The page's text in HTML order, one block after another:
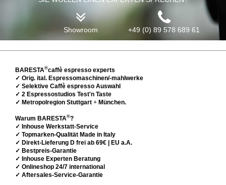
Showroom +49 (0) 89 578 689 61
BARESTA®caffè espresso experts
✓ Orig. ital. Espressomaschinen/-mahlwerke
✓ Selektive Caffè espresso Auswahl
✓ 2 Espressostudios Test'n Taste
✓ Metropolregion Stuttgart + München.
Warum BARESTA®?
✓ Inhouse Werkstatt-Service
✓ Topmarken-Qualität Made in Italy
✓ Direkt-Lieferung D frei ab 69€ | EU a.A.
✓ Bestpreis-Garantie
✓ Inhouse Experten Beratung
✓ Onlineshop 24/7 international
✓ Aftersales-Service-Garantie